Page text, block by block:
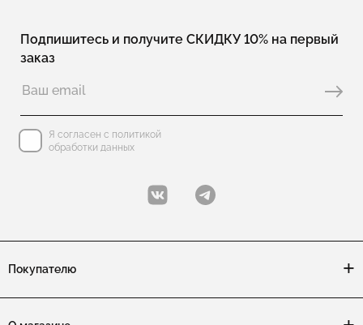
Подпишитесь и получите СКИДКУ 10% на первый
заказ
Я согласен с политикой
обработки данных
Покупателю